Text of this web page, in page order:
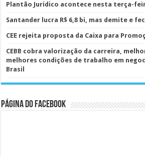
Plantão Jurídico acontece nesta terça-
Santander lucra R$ 6,8 bi, mas demite e
CEE rejeita proposta da Caixa para
CEBB cobra valorização da carreira,
melhores condições de trabalho em
Brasil
Página do Facebook